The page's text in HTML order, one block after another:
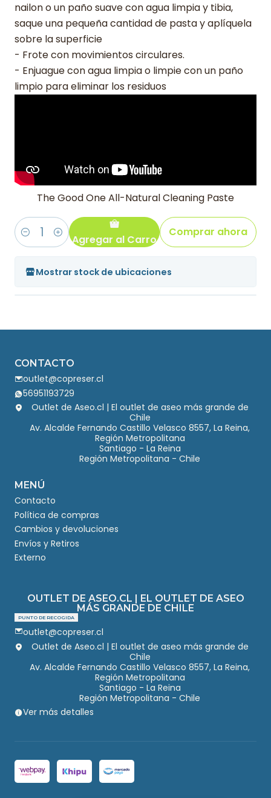
nailon o un paño suave con agua limpia y tibia,
saque una pequeña cantidad de pasta y aplíquela
sobre la superficie
- Frote con movimientos circulares.
- Enjuague con agua limpia o limpie con un paño
limpio para eliminar los residuos
The Good One All-Natural Cleaning Paste
Cantidad Agregar al Carro
Comprar ahora
Mostrar stock de ubicaciones
CONTACTO
outlet@copreser.cl
56951193729
Outlet de Aseo.cl | El outlet de aseo más grande de
Chile
Av. Alcalde Fernando Castillo Velasco 8557, La Reina,
Región Metropolitana
Santiago - La Reina
Región Metropolitana - Chile
MENÚ
Contacto
Política de compras
Cambios y devoluciones
Envíos y Retiros
Externo
OUTLET DE ASEO.CL | EL OUTLET DE ASEO
MÁS GRANDE DE CHILE
PUNTO DE RECOGIDA
outlet@copreser.cl
Outlet de Aseo.cl | El outlet de aseo más grande de
Chile
Av. Alcalde Fernando Castillo Velasco 8557, La Reina,
Región Metropolitana
Santiago - La Reina
Región Metropolitana - Chile
Ver más detalles